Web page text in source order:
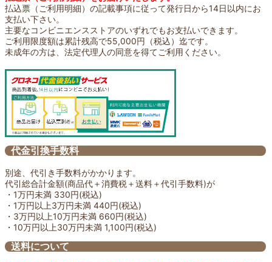
払込票（ご利用明細）の記載事項に従って発行日から14日以内にお
支払い下さい。
主要なコンビニエンスストアのいずれでもお支払いできます。
ご利用限度額は累計残高で55,000円（税込）迄です。
未成年の方は、法定代理人の同意を得てご利用ください。
代金引換手数料
別途、代引き手数料がかかります。
代引総合計金額(商品代＋消費税＋送料＋代引手数料)が
・1万円未満 330円(税込)
・1万円以上3万円未満 440円(税込)
・3万円以上10万円未満 660円(税込)
・10万円以上30万円未満 1,100円(税込)
送料について